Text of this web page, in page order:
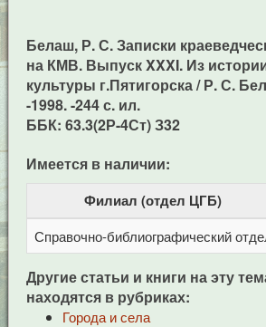
Белаш, Р. С. Записки
на КМВ. Выпуск XXXI. Из
культуры г.Пятигорска / Р. С.
-1998. -244 с. ил.
ББК: 63.3(2Р-4Ст) З32
Имеется в наличии:
Филиал (отдел ЦГБ)
Справочно-библиографический
Другие статьи и книги на эту
находятся в рубриках:
Города и села